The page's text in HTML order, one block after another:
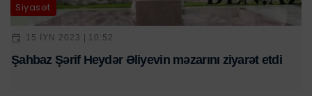
Siyasət
15 IYN 2023 | 10:52
Şahbaz Şərif Heydər Əliyevin məzarını ziyarət etdi